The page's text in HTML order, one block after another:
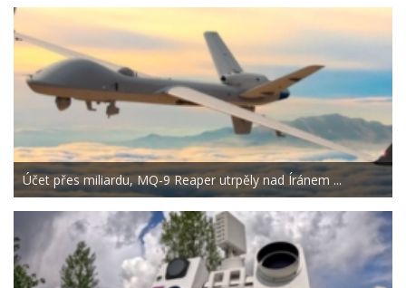
Účet přes miliardu, MQ-9 Reaper utrpěly nad Íránem ...